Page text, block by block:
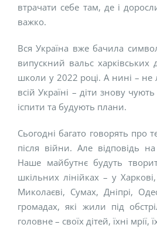
втрачати себе там, де і
важко.
Вся Україна вже бачила
випускний вальс харківських
школи у 2022 році. А нині – не
всій Україні – діти знову
іспити та будують плани.
Сьогодні багато говорять про
після війни. Але відповідь
Наше майбутнє будуть
шкільних лінійках – у
Миколаєві, Сумах, Дніпрі,
громадах, які жили під
головне – своїх дітей, їхні мрії,